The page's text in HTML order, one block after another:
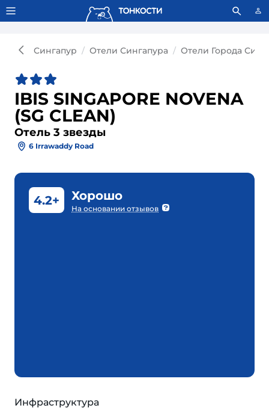
Тонкости используют сookie-файлы. Что это значит?
Сингапур Отели Сингапура Отели Города
IBIS SINGAPORE NOVENA
(SG CLEAN)
Отель 3 звезды
6 Irrawaddy Road
4.2+ Хорошо
На основании отзывов
Инфраструктура